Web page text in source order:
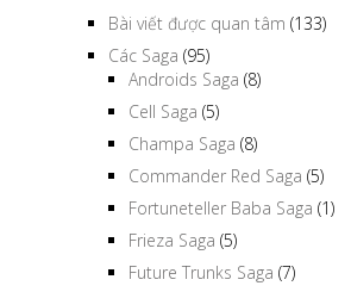
Bài viết được quan tâm (133)
Các Saga (95)
Androids Saga (8)
Cell Saga (5)
Champa Saga (8)
Commander Red Saga (5)
Fortuneteller Baba Saga (1)
Frieza Saga (5)
Future Trunks Saga (7)